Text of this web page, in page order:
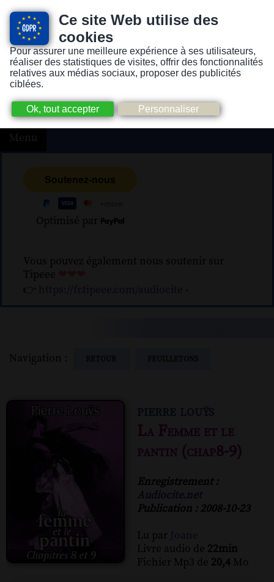
Ce site Web utilise des
cookies
Pour assurer une meilleure expérience à ses utilisateurs,
réaliser des statistiques de visites, offrir des fonctionnalités
relatives aux médias sociaux, proposer des publicités
ciblées.
Version pour personnes mal-voyantes ou non-voyantes
Menu
Optimisé par
Vous pouvez également nous soutenir sur
Tipeee
👉
-
Navigation :
La Femme et le
pantin (chap8-9)
Enregistrement :
Publication : 2008-10-23
Lu par
Livre audio de 22min
Fichier Mp3 de 20,4 Mo